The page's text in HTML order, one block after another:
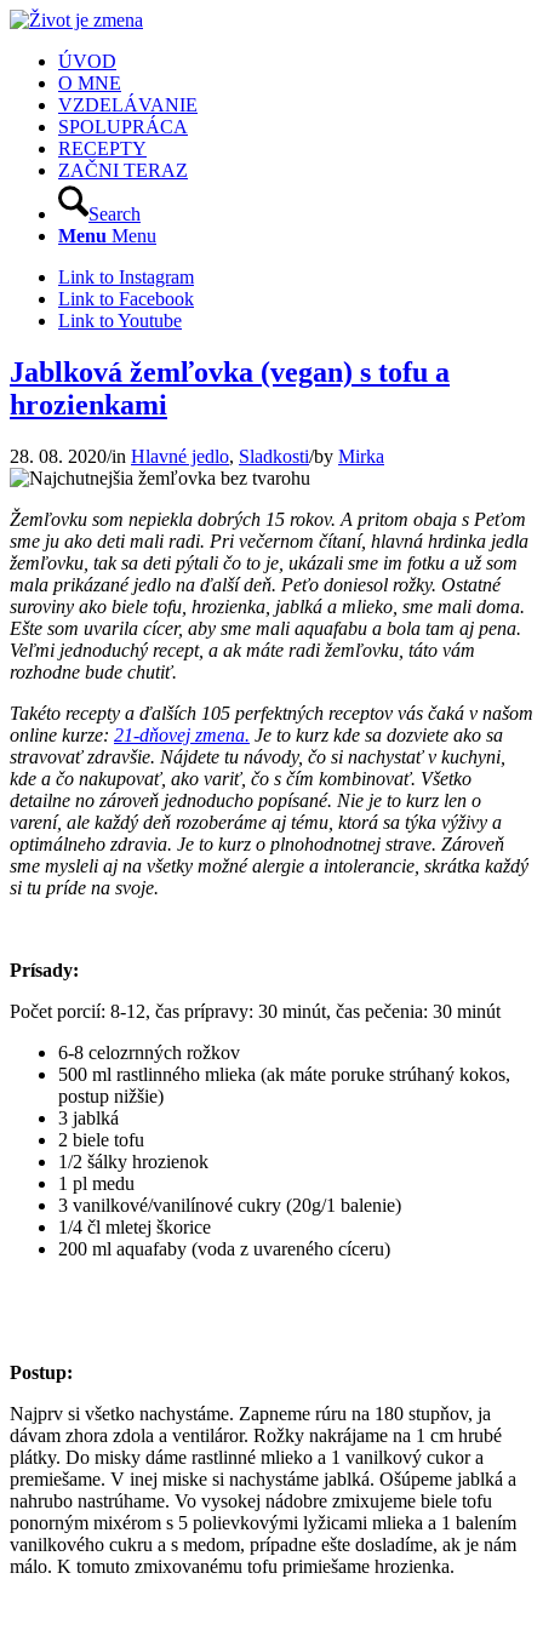
ÚVOD
O MNE
VZDELÁVANIE
SPOLUPRÁCA
RECEPTY
ZAČNI TERAZ
Search
Menu Menu
Link to Instagram
Link to Facebook
Link to Youtube
Jablková žemľovka (vegan) s tofu a
hrozienkami
28. 08. 2020/in Hlavné jedlo, Sladkosti/by Mirka
Žemľovku som nepiekla dobrých 15 rokov. A pritom obaja s Peťom
sme ju ako deti mali radi. Pri večernom čítaní, hlavná hrdinka jedla
žemľovku, tak sa deti pýtali čo to je, ukázali sme im fotku a už som
mala prikázané jedlo na ďalší deň. Peťo doniesol rožky. Ostatné
suroviny ako biele tofu, hrozienka, jablká a mlieko, sme mali doma.
Ešte som uvarila cícer, aby sme mali aquafabu a bola tam aj pena.
Veľmi jednoduchý recept, a ak máte radi žemľovku, táto vám
rozhodne bude chutiť.
Takéto recepty a ďalších 105 perfektných receptov vás čaká v našom
online kurze: 21-dňovej zmena. Je to kurz kde sa dozviete ako sa
stravovať zdravšie. Nájdete tu návody, čo si nachystať v kuchyni,
kde a čo nakupovať, ako variť, čo s čím kombinovať. Všetko
detailne no zároveň jednoducho popísané. Nie je to kurz len o
varení, ale každý deň rozoberáme aj tému, ktorá sa týka výživy a
optimálneho zdravia. Je to kurz o plnohodnotnej strave. Zároveň
sme mysleli aj na všetky možné alergie a intolerancie, skrátka každý
si tu príde na svoje.
Prísady:
Počet porcií: 8-12, čas prípravy: 30 minút, čas pečenia: 30 minút
6-8 celozrnných rožkov
500 ml rastlinného mlieka (ak máte poruke strúhaný kokos,
postup nižšie)
3 jablká
2 biele tofu
1/2 šálky hrozienok
1 pl medu
3 vanilkové/vanilínové cukry (20g/1 balenie)
1/4 čl mletej škorice
200 ml aquafaby (voda z uvareného cíceru)
Postup:
Najprv si všetko nachystáme. Zapneme rúru na 180 stupňov, ja
dávam zhora zdola a ventiláror. Rožky nakrájame na 1 cm hrubé
plátky. Do misky dáme rastlinné mlieko a 1 vanilkový cukor a
premiešame. V inej miske si nachystáme jablká. Ošúpeme jablká a
nahrubo nastrúhame. Vo vysokej nádobre zmixujeme biele tofu
ponorným mixérom s 5 polievkovými lyžicami mlieka a 1 balením
vanilkového cukru a s medom, prípadne ešte dosladíme, ak je nám
málo. K tomuto zmixovanému tofu primiešame hrozienka.